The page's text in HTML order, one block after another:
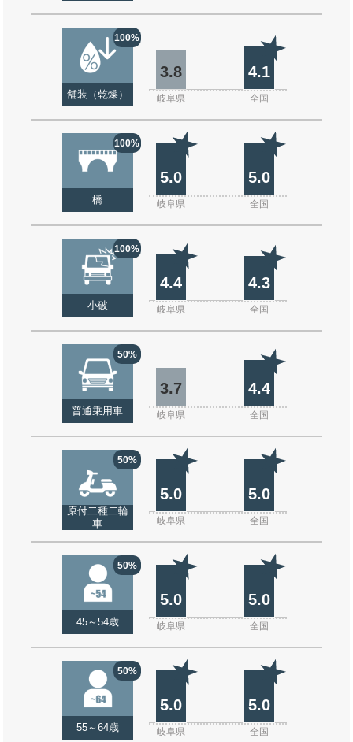
100%
舗装（乾燥）
3.8 4.1
岐阜県 全国
100%
橋
5.0 5.0
岐阜県 全国
100%
小破
4.4 4.3
岐阜県 全国
50%
普通乗用車
3.7 4.4
岐阜県 全国
50%
原付二種二輪
車
5.0 5.0
岐阜県 全国
50%
45～54歳
5.0 5.0
岐阜県 全国
50%
55～64歳
5.0 5.0
岐阜県 全国